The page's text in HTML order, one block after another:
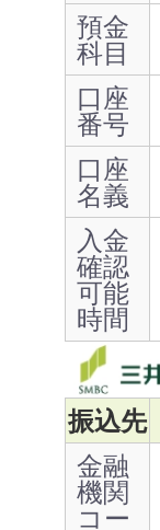
預金
科目
口座
番号
口座
名義
入金
確認
可能
時間
振込先
金融
機関
コー